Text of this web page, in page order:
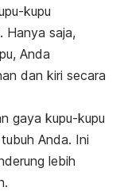
kupu
Hanya saja,
Anda
dan kiri secara
gaya kupu-kupu
Anda. Ini
lebih